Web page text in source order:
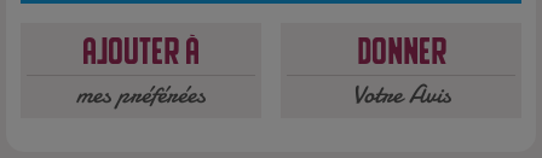
Ajouter à
mes préférées
Donner
Votre Avis